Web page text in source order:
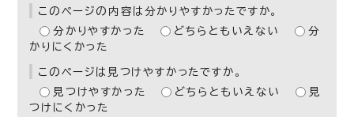
このページの内容は分かりやすかったですか。
分かりやすかった
どちらともいえない
分
かりにくかった
このページは見つけやすかったですか。
見つけやすかった
どちらともいえない
見
つけにくかった